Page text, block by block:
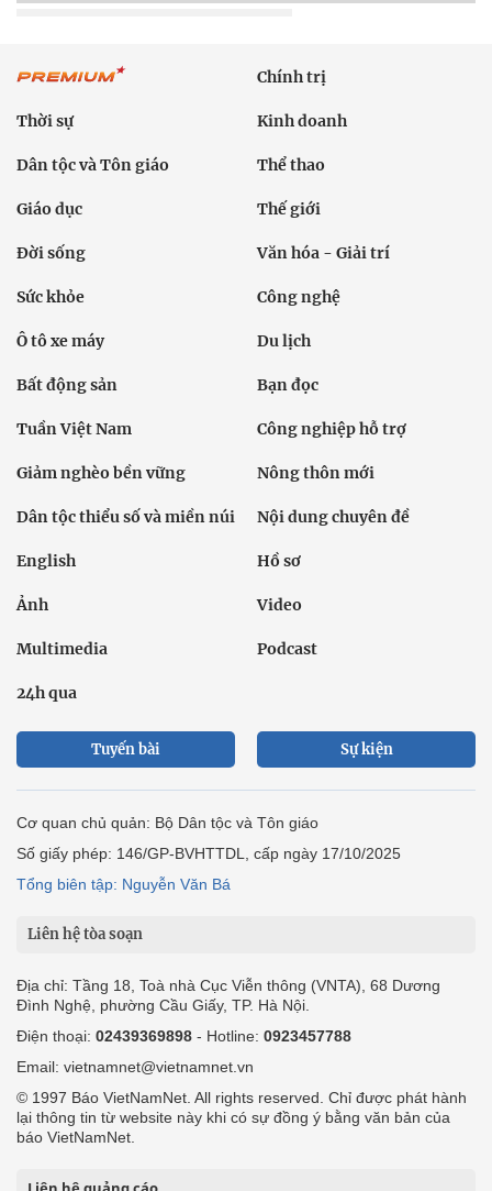
Chính trị
Thời sự Kinh doanh
Dân tộc và Tôn giáo Thể thao
Giáo dục Thế giới
Đời sống Văn hóa - Giải trí
Sức khỏe Công nghệ
Ô tô xe máy Du lịch
Bất động sản Bạn đọc
Tuần Việt Nam Công nghiệp hỗ trợ
Giảm nghèo bền vững Nông thôn mới
Dân tộc thiểu số và miền núi Nội dung chuyên đề
English Hồ sơ
Ảnh Video
Multimedia Podcast
24h qua
Tuyến bài Sự kiện
Cơ quan chủ quản: Bộ Dân tộc và Tôn giáo
Số giấy phép: 146/GP-BVHTTDL, cấp ngày 17/10/2025
Tổng biên tập: Nguyễn Văn Bá
Liên hệ tòa soạn
Địa chỉ: Tầng 18, Toà nhà Cục Viễn thông (VNTA), 68 Dương
Đình Nghệ, phường Cầu Giấy, TP. Hà Nội.
Điện thoại: 02439369898 - Hotline: 0923457788
Email: vietnamnet@vietnamnet.vn
© 1997 Báo VietNamNet. All rights reserved. Chỉ được phát hành
lại thông tin từ website này khi có sự đồng ý bằng văn bản của
báo VietNamNet.